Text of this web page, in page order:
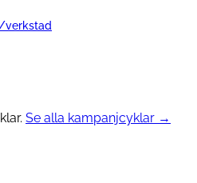
verkstad
Se alla kampanjcyklar →